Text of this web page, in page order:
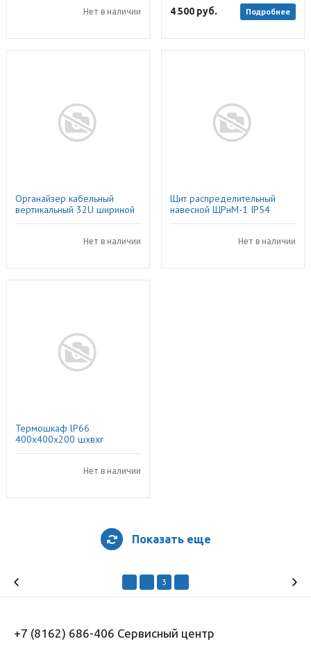
черный,DYNAmic BasicНет в наличии 4 500 руб. Подробнее
Органайзер кабельный
вертикальный 32U шириной
Нет в наличии
Щит распределительный
навесной ЩРнМ-1 IP54
Нет в наличии
Термошкаф lP66
400х400х200 шхвхг
Нет в наличии
Показать еще
3
+7 (8162) 686-406 Сервисный центр